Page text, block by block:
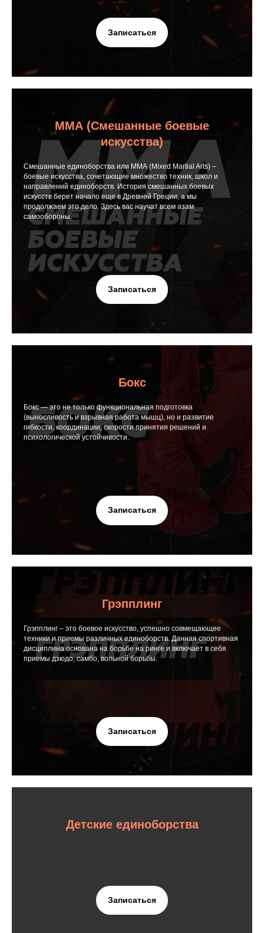
Записаться
ММА (Смешанные боевые
искусства)
Смешанные единоборства или ММА (Mixed Martial Arts) –
боевые искусства, сочетающие множество техник, школ и
направлений единоборств. История смешанных боевых
искусств берет начало еще в Древней Греции, а мы
продолжаем это дело. Здесь вас научат всем азам
самообороны.
Записаться
Бокс
Бокс — это не только функциональная подготовка
(выносливость и взрывная работа мышц), но и развитие
гибкости, координации, скорости принятия решений и
психологической устойчивости.
Записаться
Грэпплинг
Грэпплинг – это боевое искусство, успешно совмещающее
техники и приемы различных единоборств. Данная спортивная
дисциплина основана на борьбе на ринге и включает в себя
приемы дзюдо, самбо, вольной борьбы.
Записаться
Детские единоборства
Записаться